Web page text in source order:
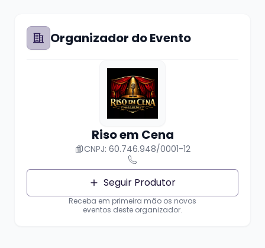
Organizador do Evento
Riso em Cena
CNPJ: 60.746.948/0001-12
Seguir Produtor
Receba em primeira mão os novos
eventos deste organizador.